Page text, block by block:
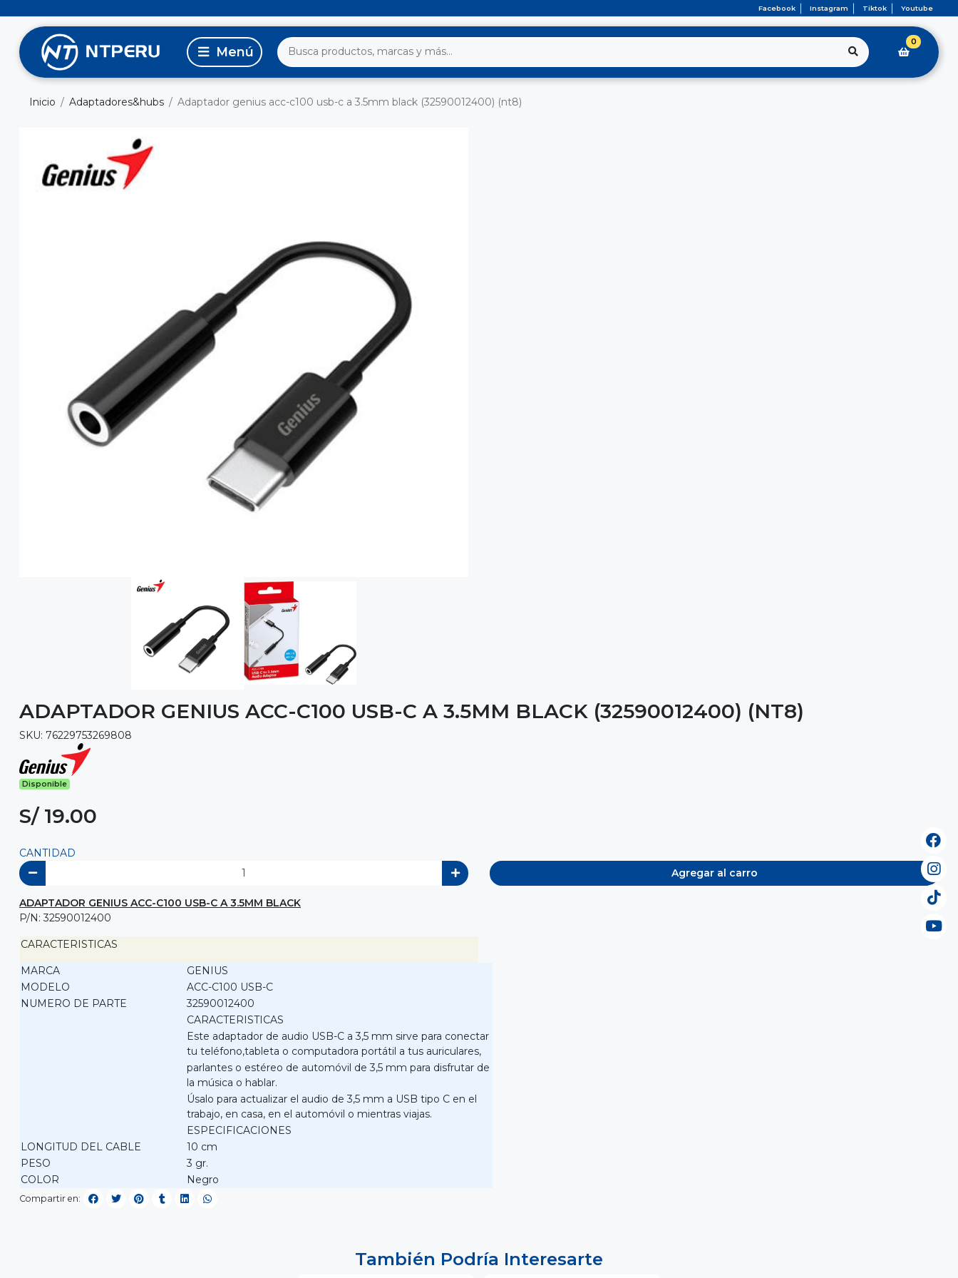
Facebook Instagram Tiktok Youtube
0
Inicio Adaptadores&hubs Adaptador genius acc-c100 usb-c a 3.5mm black (32590012400) (nt8)
ADAPTADOR GENIUS ACC-C100 USB-C A 3.5MM BLACK (32590012400) (NT8)
SKU: 76229753269808
Disponible
S/ 19.00
CANTIDAD
Agregar al carro
ADAPTADOR GENIUS ACC-C100 USB-C A 3.5MM BLACK
P/N: 32590012400
CARACTERISTICAS
MARCA
GENIUS
MODELO
ACC-C100 USB-C
NUMERO DE PARTE
32590012400
CARACTERISTICAS
Este adaptador de audio USB-C a 3,5 mm sirve para conectar
tu teléfono,tableta o computadora portátil a tus auriculares,
parlantes o estéreo de automóvil de 3,5 mm para disfrutar de
la música o hablar.
Úsalo para actualizar el audio de 3,5 mm a USB tipo C en el
trabajo, en casa, en el automóvil o mientras viajas.
ESPECIFICACIONES
LONGITUD DEL CABLE
10 cm
PESO
3 gr.
COLOR
Negro
Compartir en:
También Podría Interesarte